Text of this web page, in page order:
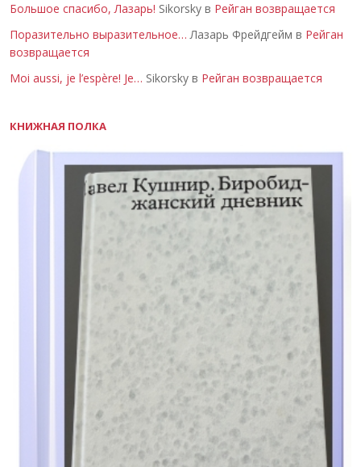
Большое спасибо, Лазарь! Sikorsky в Рейган возвращается
Поразительно выразительное… Лазарь Фрейдгейм в Рейган
возвращается
Moi aussi, je l’espère! Je… Sikorsky в Рейган возвращается
КНИЖНАЯ ПОЛКА